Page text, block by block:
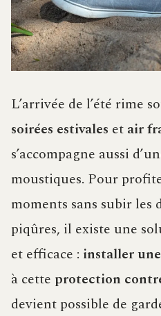
L’arrivée de l’été rime
soirées estivales et air
s’accompagne aussi
moustiques. Pour
moments sans subir les
piqûres, il existe une
et efficace : installer
à cette protection
devient possible de